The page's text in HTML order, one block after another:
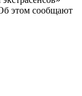
этом сообщают